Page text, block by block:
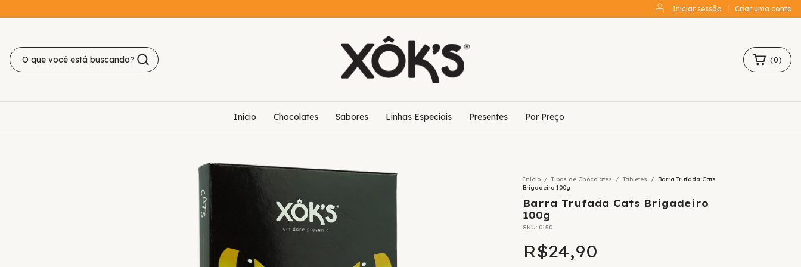
Iniciar sessão Criar uma conta
(0)
Início Chocolates Sabores Linhas Especiais Presentes Por Preço
Início / Tipos de Chocolates / Tabletes / Barra Trufada Cats
Brigadeiro 100g
Barra Trufada Cats Brigadeiro
100g
SKU: 0150
R$24,90